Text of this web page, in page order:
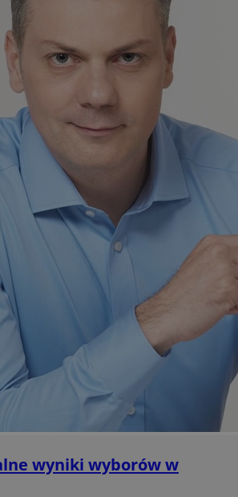
wyniki wyborów w